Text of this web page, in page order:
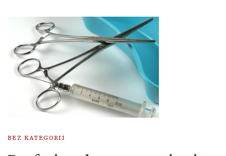
BEZ KATEGORII